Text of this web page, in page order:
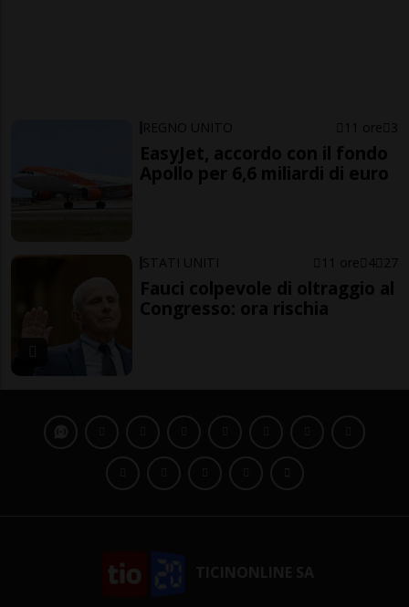
REGNO UNITO 11 ore 3
EasyJet, accordo con il fondo
Apollo per 6,6 miliardi di euro
STATI UNITI 11 ore 4 27
Fauci colpevole di oltraggio al
Congresso: ora rischia